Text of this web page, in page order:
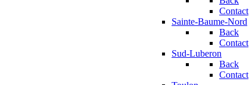
Contact
Sainte-Baume-Nord
Back
Contact
Sud-Luberon
Back
Contact